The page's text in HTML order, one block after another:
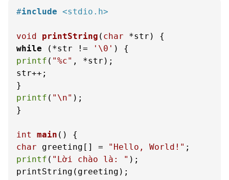
#include <stdio.h>
void printString ( char *str)
while (*str != '\0'
printf ( "%c" , *str);
str++;
printf ( "\n" );
}
int main ()
char greeting[] = "Hello, World!"
printf ( "Lời chào là: " );
printString(greeting);